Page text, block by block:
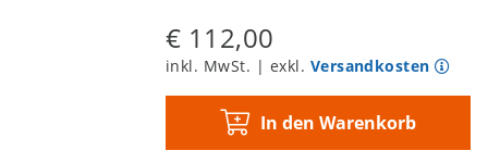
€ 112,00
inkl. MwSt. | exkl. Versandkosten
In den Warenkorb